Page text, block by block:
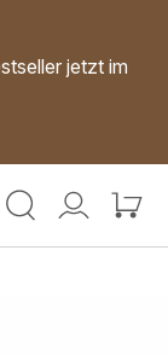
jetzt im
Mein
Mein